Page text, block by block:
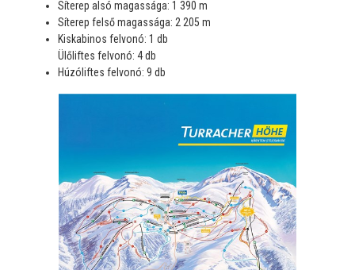
Síterep alsó magassága: 1 390 m
Síterep felső magassága: 2 205 m
Kiskabinos felvonó: 1 db
Ülőliftes felvonó: 4 db
Húzóliftes felvonó: 9 db